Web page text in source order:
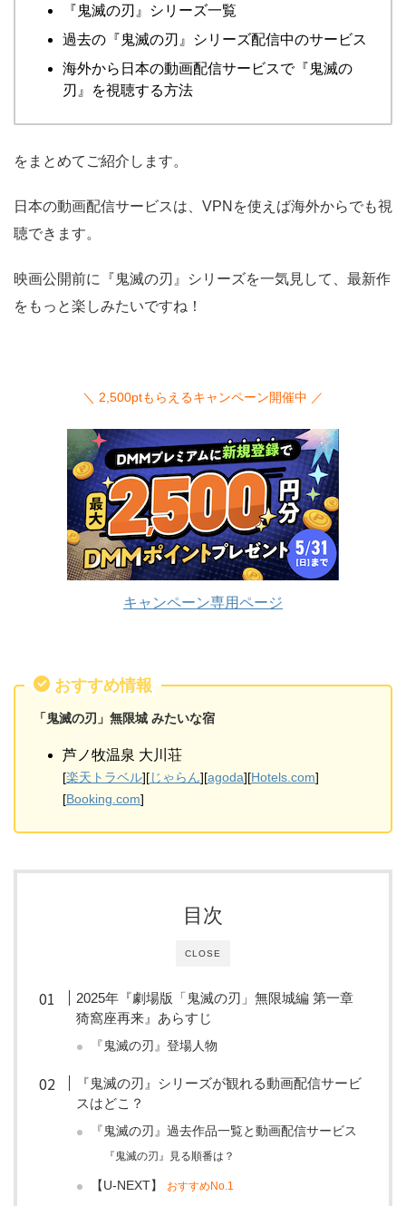
『鬼滅の刃』シリーズ一覧
過去の『鬼滅の刃』シリーズ配信中のサービス
海外から日本の動画配信サービスで『鬼滅の
刃』を視聴する方法
をまとめてご紹介します。
日本の動画配信サービスは、VPNを使えば海外からでも視
聴できます。
映画公開前に『鬼滅の刃』シリーズを一気見して、最新作
をもっと楽しみたいですね！
＼ 2,500ptもらえるキャンペーン開催中 ／
キャンペーン専用ページ
おすすめ情報
「鬼滅の刃」無限城 みたいな宿
芦ノ牧温泉 大川荘
[楽天トラベル][じゃらん][agoda][Hotels.com]
[Booking.com]
CLOSE
目次
2025年『劇場版「鬼滅の刃」無限城編 第一章
猗窩座再来』あらすじ
『鬼滅の刃』登場人物
『鬼滅の刃』シリーズが観れる動画配信サービ
スはどこ？
『鬼滅の刃』過去作品一覧と動画配信サービス
『鬼滅の刃』見る順番は？
【U-NEXT】 おすすめNo.1